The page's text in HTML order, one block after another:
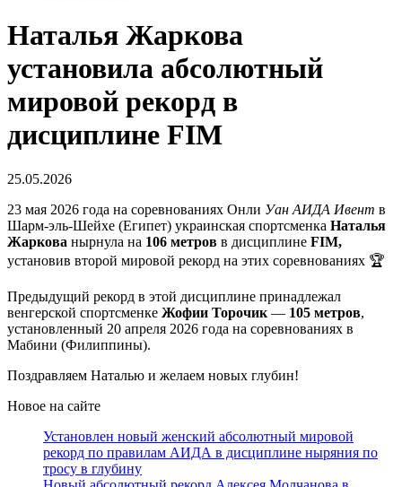
Наталья Жаркова
установила абсолютный
мировой рекорд в
дисциплине FIM
25.05.2026
23 мая 2026 года на соревнованиях Онли Уан АИДА Ивент в
Шарм-эль-Шейхе (Египет) украинская спортсменка Наталья
Жаркова нырнула на 106 метров в дисциплине FIM,
установив второй мировой рекорд на этих соревнованиях 🏆
Предыдущий рекорд в этой дисциплине принадлежал
венгерской спортсменке Жофии Торочик — 105 метров,
установленный 20 апреля 2026 года на соревнованиях в
Мабини (Филиппины).
Поздравляем Наталью и желаем новых глубин!
Новое на сайте
Установлен новый женский абсолютный мировой
рекорд по правилам АИДА в дисциплине ныряния по
тросу в глубину